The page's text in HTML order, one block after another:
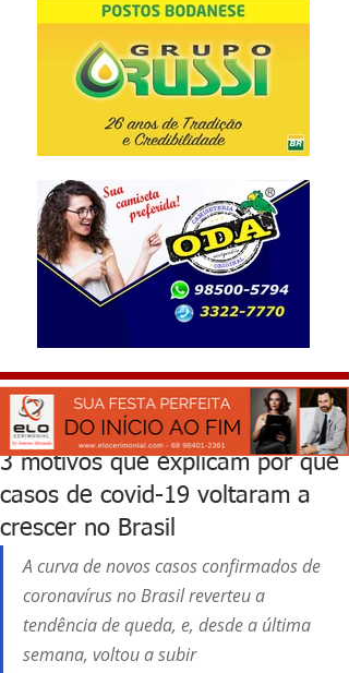
3 motivos que explicam por que
casos de covid-19 voltaram a
crescer no Brasil
A curva de novos casos confirmados de
coronavírus no Brasil reverteu a
tendência de queda, e, desde a última
semana, voltou a subir